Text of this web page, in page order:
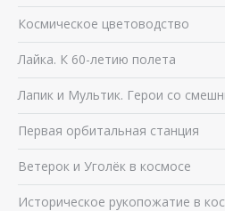
Космическое цветоводство
Лайка. К 60-летию полета
Лапик и Мультик. Герои со
Первая орбитальная станция
Ветерок и Уголёк в космосе
Историческое рукопожатие в